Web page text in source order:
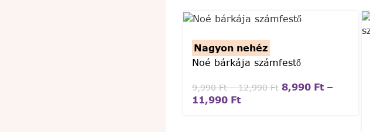
Nagyon nehéz
Noé bárkája számfestő
9,990Ft – 12,990Ft 8,990 Ft –
11,990 Ft